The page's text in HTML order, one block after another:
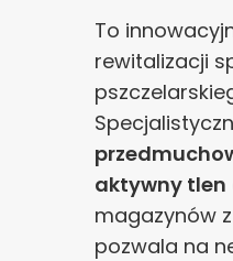
To
rewitalizacji
aktywny tlen
magazynów
pozwala na